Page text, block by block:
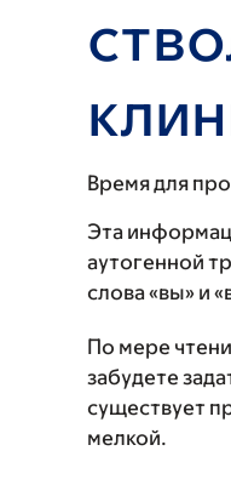
Время для
Эта
аутогенной
слова «вы» и
По мере
забудете
существует
мелкой.